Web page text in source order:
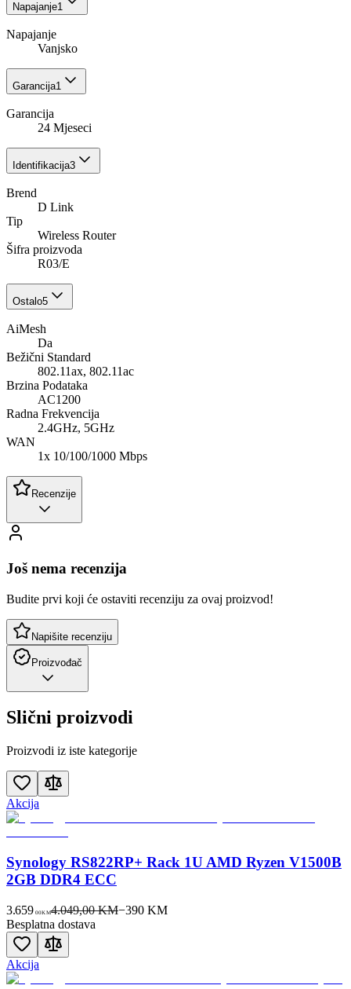
Napajanje1
Napajanje
Vanjsko
Garancija1
Garancija
24 Mjeseci
Identifikacija3
Brend
D Link
Tip
Wireless Router
Šifra proizvoda
R03/E
Ostalo5
AiMesh
Da
Bežični Standard
802.11ax, 802.11ac
Brzina Podataka
AC1200
Radna Frekvencija
2.4GHz, 5GHz
WAN
1x 10/100/1000 Mbps
Recenzije
Još nema recenzija
Budite prvi koji će ostaviti recenziju za ovaj proizvod!
Napišite recenziju
Proizvođač
Slični proizvodi
Proizvodi iz iste kategorije
Akcija
Synology RS822RP+ Rack 1U AMD Ryzen V1500B
2GB DDR4 ECC
3.659 00KM4.049,00 KM−390KM
Besplatna dostava
Akcija